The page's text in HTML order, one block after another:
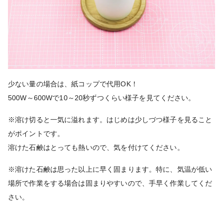
少ない量の場合は、紙コップで代用OK！
500W～600Wで10～20秒ずつくらい様子を見てください。
※溶け切ると一気に溢れます。はじめは少しづつ様子を見ること
がポイントです。
溶けた石鹸はとっても熱いので、気を付けてください。
※溶けた石鹸は思った以上に早く固まります。特に、気温が低い
場所で作業をする場合は固まりやすいので、手早く作業してくだ
さい。